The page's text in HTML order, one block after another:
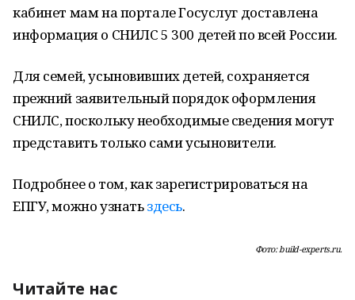
кабинет мам на портале Госуслуг доставлена
информация о СНИЛС 5 300 детей по всей России.
Для семей, усыновивших детей, сохраняется
прежний заявительный порядок оформления
СНИЛС, поскольку необходимые сведения могут
представить только сами усыновители.
Подробнее о том, как зарегистрироваться на
ЕПГУ, можно узнатьздесь.
Фото: build-experts.ru.
Читайте нас